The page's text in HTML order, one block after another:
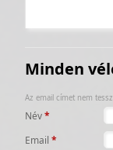
Minden
Az email címet nem
Név*
Email *